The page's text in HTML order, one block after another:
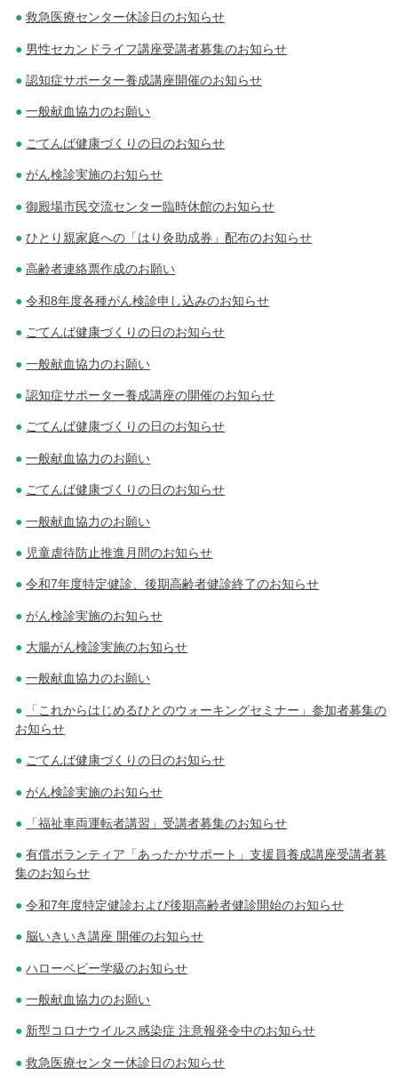
救急医療センター休診日のお知らせ
男性セカンドライフ講座受講者募集のお知らせ
認知症サポーター養成講座開催のお知らせ
一般献血協力のお願い
ごてんば健康づくりの日のお知らせ
がん検診実施のお知らせ
御殿場市民交流センター臨時休館のお知らせ
ひとり親家庭への「はり灸助成券」配布のお知らせ
高齢者連絡票作成のお願い
令和8年度各種がん検診申し込みのお知らせ
ごてんば健康づくりの日のお知らせ
一般献血協力のお願い
認知症サポーター養成講座の開催のお知らせ
ごてんば健康づくりの日のお知らせ
一般献血協力のお願い
ごてんば健康づくりの日のお知らせ
一般献血協力のお願い
児童虐待防止推進月間のお知らせ
令和7年度特定健診、後期高齢者健診終了のお知らせ
がん検診実施のお知らせ
大腸がん検診実施のお知らせ
一般献血協力のお願い
「これからはじめるひとのウォーキングセミナー」参加者募集の
お知らせ
ごてんば健康づくりの日のお知らせ
がん検診実施のお知らせ
「福祉車両運転者講習」受講者募集のお知らせ
有償ボランティア「あったかサポート」支援員養成講座受講者募
集のお知らせ
令和7年度特定健診および後期高齢者健診開始のお知らせ
脳いきいき講座 開催のお知らせ
ハローベビー学級のお知らせ
一般献血協力のお願い
新型コロナウイルス感染症 注意報発令中のお知らせ
救急医療センター休診日のお知らせ